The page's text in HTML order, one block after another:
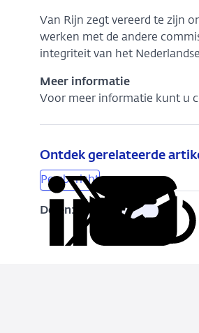
Van Rijn zegt vereerd te zijn
werken met de andere
integriteit van het
Meer informatie
Voor meer informatie kunt u
Ontdek gerelateerde
Persbericht
Delen:
Deel
via
DeelDeelKopieer